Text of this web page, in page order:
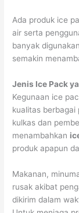
Ada produk ice
air serta
banyak
semakin
Jenis Ice Pack
Kegunaan ice
kualitas
kulkas dan
menambahkan
produk apapun
Makanan,
rusak akibat
dikirim dalam